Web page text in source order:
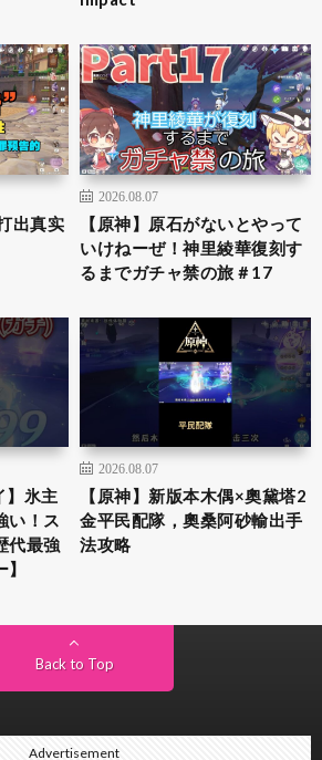
出真实
2026.08.07
【原神】原石がないとやって
いけねーぜ！神里綾華復刻す
るまでガチャ禁の旅＃17
】氷主
い！ス
代最強
2026.08.07
【原神】新版本木偶×奧黛塔2
金平民配隊，奧桑阿砂輸出手
法攻略
Back to Top
Advertisement